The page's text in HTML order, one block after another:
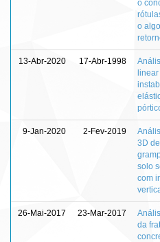
o
o
13-Abr-2020 17-Abr-1998
linear
9-Jan-2020 2-Fev-2019
3D
solo
com
26-Mai-2017 23-Mar-2017
da